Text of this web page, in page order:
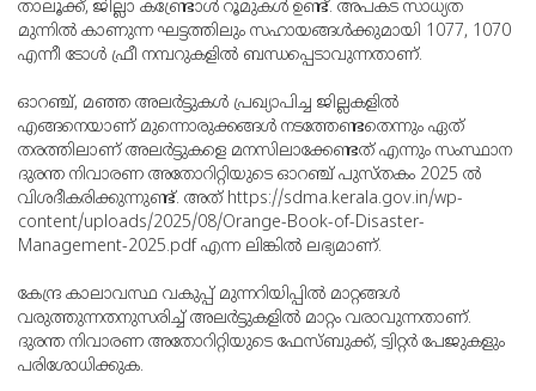
താലൂക്ക്, ജില്ലാ കണ്ട്രോള്‍ റൂമുകള്‍ ഉണ്ട്. അപകട സാധ്യത
മുന്നില്‍ കാണുന്ന ഘട്ടത്തിലും സഹായങ്ങള്‍ക്കുമായി 1077, 1070
എന്നീ ടോള്‍ ഫ്രീ നമ്പറുകളില്‍ ബന്ധപ്പെടാവുന്നതാണ്.
ഓറഞ്ച്, മഞ്ഞ അലര്‍ട്ടുകള്‍ പ്രഖ്യാപിച്ച ജില്ലകളില്‍
എങ്ങനെയാണ് മുന്നൊരുക്കങ്ങള്‍ നടത്തേണ്ടതെന്നും ഏത്
തരത്തിലാണ് അലര്‍ട്ടുകളെ മനസിലാക്കേണ്ടത് എന്നും സംസ്ഥാന
ദുരന്ത നിവാരണ അതോറിറ്റിയുടെ ഓറഞ്ച് പുസ്തകം 2025 ല്‍
വിശദീകരിക്കുന്നുണ്ട്. അത് https://sdma.kerala.gov.in/wp-
content/uploads/2025/08/Orange-Book-of-Disaster-
Management-2025.pdf എന്ന ലിങ്കില്‍ ലഭ്യമാണ്.
കേന്ദ്ര കാലാവസ്ഥ വകുപ്പ് മുന്നറിയിപ്പില്‍ മാറ്റങ്ങള്‍
വരുത്തുന്നതനുസരിച്ച് അലര്‍ട്ടുകളില്‍ മാറ്റം വരാവുന്നതാണ്.
ദുരന്ത നിവാരണ അതോറിറ്റിയുടെ ഫേസ്ബുക്ക്, ട്വിറ്റര്‍ പേജുകളും
പരിശോധിക്കുക.